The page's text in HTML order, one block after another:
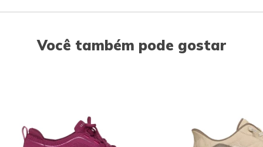
Você também pode gostar